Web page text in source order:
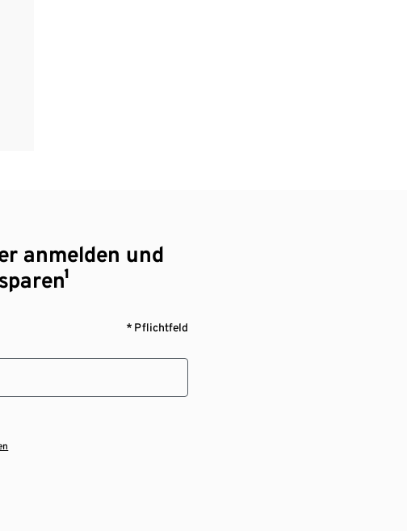
anmelden und
* Pflichtfeld